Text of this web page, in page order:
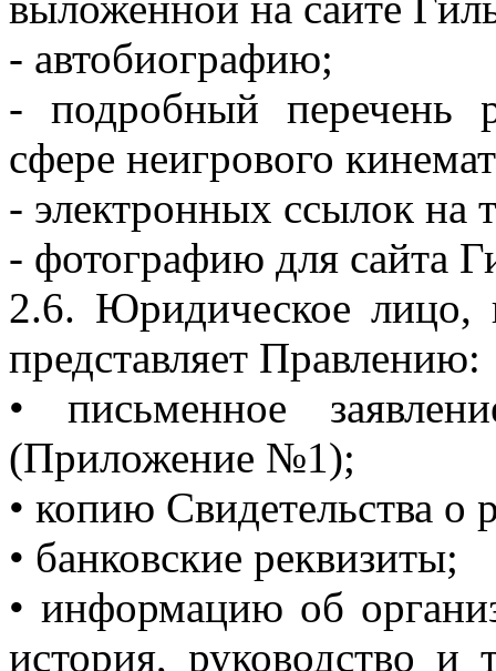
- автобиографию;
- подробный перечень
сфере неигрового
- электронных ссылок на
- фотографию для сайта
2.6. Юридическое лицо,
представляет Правлению:
• письменное
(Приложение №1);
• копию Свидетельства о
• банковские реквизиты;
• информацию об
история, руководство и